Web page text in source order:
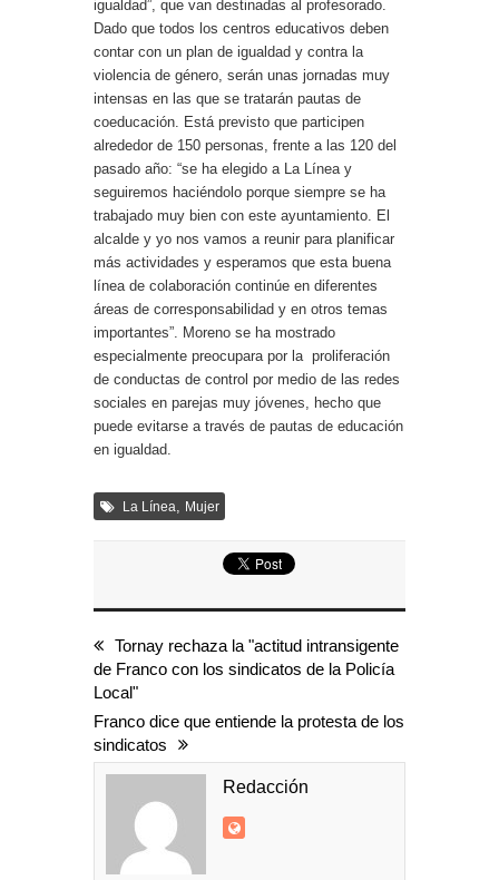
igualdad”, que van destinadas al profesorado.
Dado que todos los centros educativos deben
contar con un plan de igualdad y contra la
violencia de género, serán unas jornadas muy
intensas en las que se tratarán pautas de
coeducación. Está previsto que participen
alrededor de 150 personas, frente a las 120 del
pasado año: “se ha elegido a La Línea y
seguiremos haciéndolo porque siempre se ha
trabajado muy bien con este ayuntamiento. El
alcalde y yo nos vamos a reunir para planificar
más actividades y esperamos que esta buena
línea de colaboración continúe en diferentes
áreas de corresponsabilidad y en otros temas
importantes”. Moreno se ha mostrado
especialmente preocupara por la proliferación
de conductas de control por medio de las redes
sociales en parejas muy jóvenes, hecho que
puede evitarse a través de pautas de educación
en igualdad.
La Línea, Mujer
Tornay rechaza la "actitud intransigente
de Franco con los sindicatos de la Policía
Local"
Franco dice que entiende la protesta de los
sindicatos
Redacción